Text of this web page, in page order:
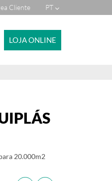
PT
Cliente
LOJA ONLINE
20.000m2